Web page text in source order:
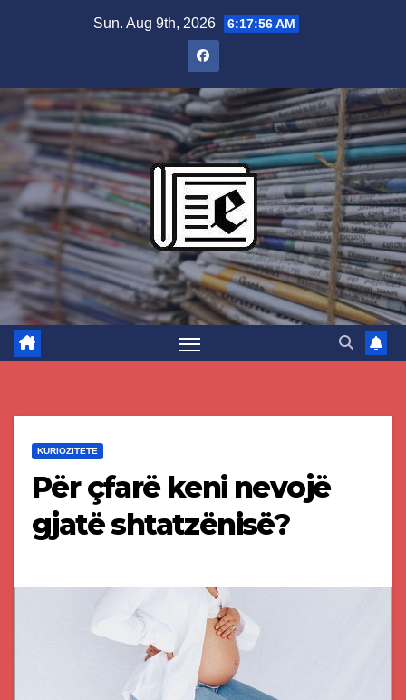
Sun. Aug 9th, 2026 6:17:57 AM
KURIOZITETE
Për çfarë keni nevojë
gjatë shtatzënisë?